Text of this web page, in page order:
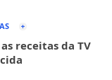
receitas da TV